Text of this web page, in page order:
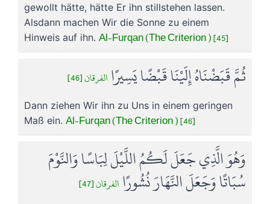
gewollt hätte, hätte Er ihn stillstehen lassen.
Alsdann machen Wir die Sonne zu einem
Hinweis auf ihn. Al-Furqan (The Criterion ) [45]
ثُمَّ قَبَضْنَاهُ إِلَيْنَا قَبْضًا يَسِيرًا الفرقان [46]
Dann ziehen Wir ihn zu Uns in einem geringen
Maß ein. Al-Furqan (The Criterion ) [46]
وَهُوَ الَّذِي جَعَلَ لَكُمُ اللَّيْلَ لِبَاسًا وَالنَّوْمَ
سُبَاتًا وَجَعَلَ النَّهَارَ نُشُورًا الفرقان [47]